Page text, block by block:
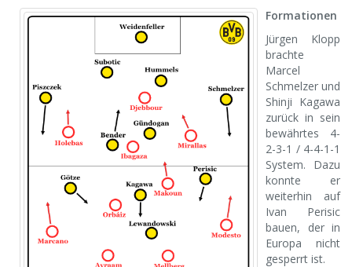
Formationen
Jürgen Klopp
brachte
Marcel
Schmelzer und
Shinji Kagawa
zurück in sein
bewährtes 4-
2-3-1 / 4-4-1-1
System. Dazu
konnte er
weiterhin auf
Ivan Perisic
bauen, der in
Europa nicht
gesperrt ist.